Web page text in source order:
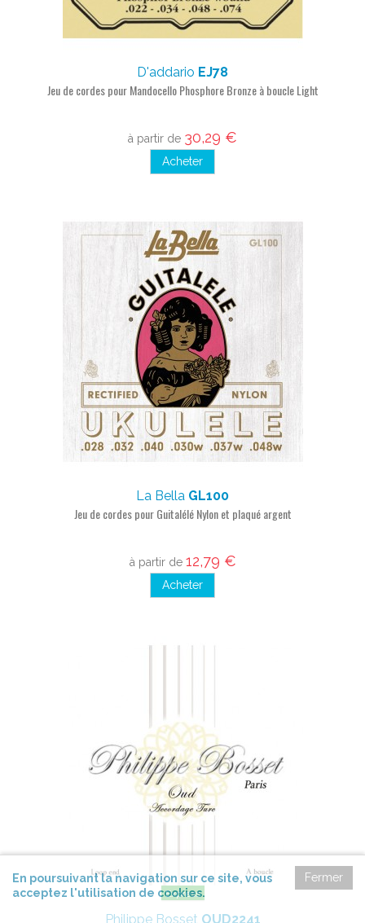
D'addario EJ78
Jeu de cordes pour Mandocello Phosphore Bronze à boucle Light
à partir de 30,29 €
Acheter
La Bella GL100
Jeu de cordes pour Guitalélé Nylon et plaqué argent
à partir de 12,79 €
Acheter
Express
Philippe Bosset OUD2241
Fermer
En poursuivant la navigation sur ce site, vous
acceptez l'utilisation de cookies.